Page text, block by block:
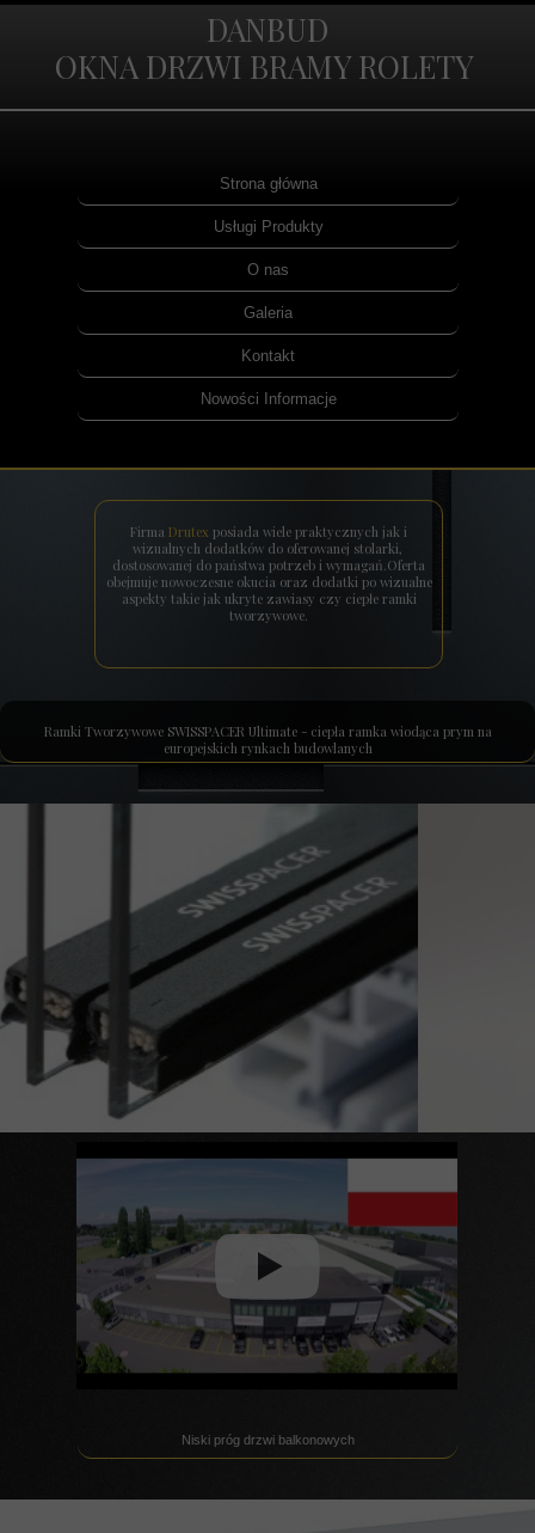
Strona główna
Usługi Produkty
O nas
Galeria
Kontakt
Nowości Informacje
DANBUD
OKNA DRZWI BRAMY ROLETY
DANBUD
OKNA DRZWI
Ramki Tworzywowe SWISSPACER Ultimate - ciepła ramka wiodąca prym na
europejskich rynkach budowlanych
Niski próg drzwi balkonowych
Produkty SWISSPACER zmniejszają ilość ciepła uciekającego przez szyby zespolone
gwarantując:
niższe rachunki za prąd
przyjemniejszą temperaturę w domu
zmniejszenie ryzyka kondensacji wilgoci na krawędziach szyb zespolonych
długotrwałą wydajność
Ramki dostępne w kolorze :Szara- Ciemny Brąz- Czarna
Firma Drutex posiada wiele praktycznych jak i
wizualnych dodatków do oferowanej stolarki,
dostosowanej do państwa potrzeb i wymagań.Oferta
obejmuje nowoczesne okucia oraz dodatki po wizualne
aspekty takie jak ukryte zawiasy czy ciepłe ramki
tworzywowe.